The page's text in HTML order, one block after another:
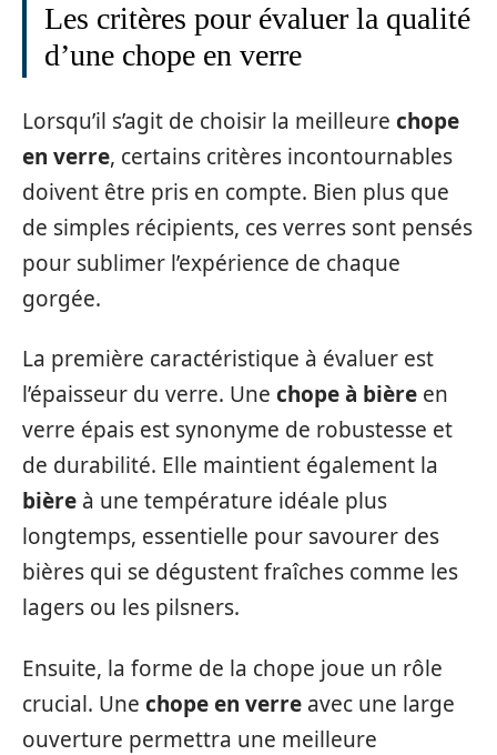
Les critères pour évaluer la qualité
d’une chope en verre
Lorsqu’il s’agit de choisir la meilleure chope
en verre, certains critères incontournables
doivent être pris en compte. Bien plus que
de simples récipients, ces verres sont pensés
pour sublimer l’expérience de chaque
gorgée.
La première caractéristique à évaluer est
l’épaisseur du verre. Une chope à bière en
verre épais est synonyme de robustesse et
de durabilité. Elle maintient également la
bière à une température idéale plus
longtemps, essentielle pour savourer des
bières qui se dégustent fraîches comme les
lagers ou les pilsners.
Ensuite, la forme de la chope joue un rôle
crucial. Une chope en verre avec une large
ouverture permettra une meilleure